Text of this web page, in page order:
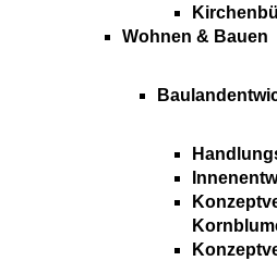
Wohnen & Bauen